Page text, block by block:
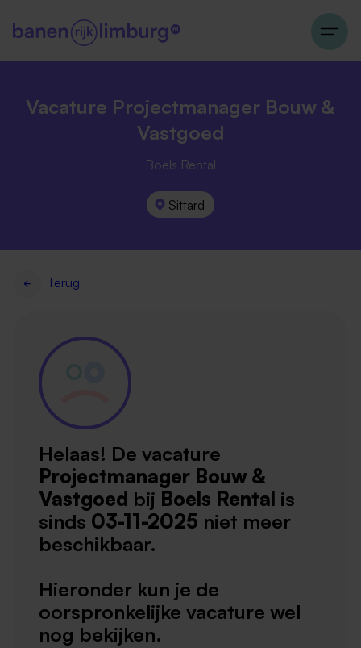
Vacature Projectmanager Bouw &
Vastgoed
Boels Rental
Sittard
Terug
Helaas! De vacature
Projectmanager Bouw &
Vastgoed bij Boels Rental is
sinds 03-11-2025 niet meer
beschikbaar.
Hieronder kun je de
oorspronkelijke vacature wel
nog bekijken.